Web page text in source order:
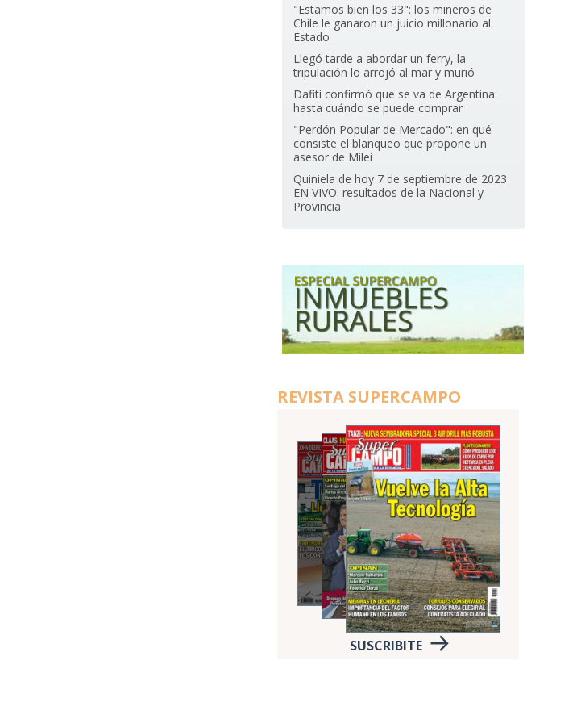
"Estamos bien los 33": los mineros de
Chile le ganaron un juicio millonario al
Estado
Llegó tarde a abordar un ferry, la
tripulación lo arrojó al mar y murió
Dafiti confirmó que se va de Argentina:
hasta cuándo se puede comprar
"Perdón Popular de Mercado": en qué
consiste el blanqueo que propone un
asesor de Milei
Quiniela de hoy 7 de septiembre de 2023
EN VIVO: resultados de la Nacional y
Provincia
REVISTA SUPERCAMPO
SUSCRIBITE